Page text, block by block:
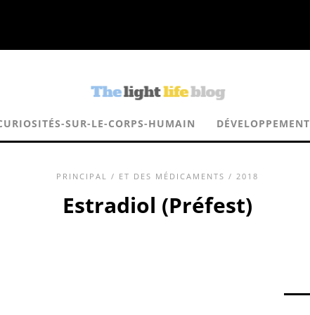
SUR-LE-CORPS-HUMAIN DÉVELOPPEMENT
PRINCIPAL / ET DES MÉDICAMENTS / 2018
Estradiol (Préfest)